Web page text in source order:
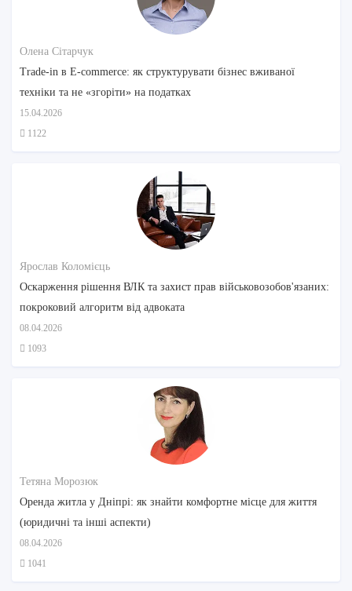
Олена Сітарчук
Trade-in в E-commerce: як структурувати бізнес вживаної
техніки та не «згоріти» на податках
15.04.2026
1122
Ярослав Коломієць
Оскарження рішення ВЛК та захист прав військовозобов'язаних:
покроковий алгоритм від адвоката
08.04.2026
1093
Тетяна Морозюк
Оренда житла у Дніпрі: як знайти комфортне місце для життя
(юридичні та інші аспекти)
08.04.2026
1041